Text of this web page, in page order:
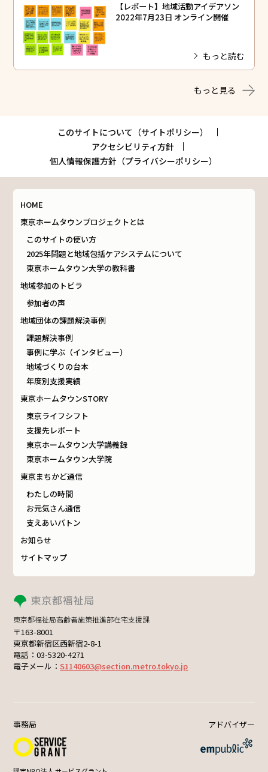
【レポート】地域活動アイデアソン
2022年7月23日 オンライン開催
もっと読む
もっと見る
このサイトについて（サイトポリシー）
アクセシビリティ方針
個人情報保護方針（プライバシーポリシー）
HOME
東京ホームタウンプロジェクトとは
このサイトの使い方
2025年問題と地域包括ケアシステムについて
東京ホームタウン大学の教科書
地域参加のトビラ
参加者の声
地域団体の課題解決事例
課題解決事例
事例に学ぶ（インタビュー）
地域づくりの台本
年度別支援実績
東京ホームタウンSTORY
東京ライフシフト
支援先レポート
東京ホームタウン大学講義録
東京ホームタウン大学院
東京まちかど通信
わたしの時間
お元気さん通信
支えあいバトン
お知らせ
サイトマップ
東京都福祉局高齢者施策推進部在宅支援課
〒163-8001
東京都新宿区西新宿2-8-1
電話：03-5320-4271
電子メール： S1140603@section.metro.tokyo.jp
事務局 アドバイザー